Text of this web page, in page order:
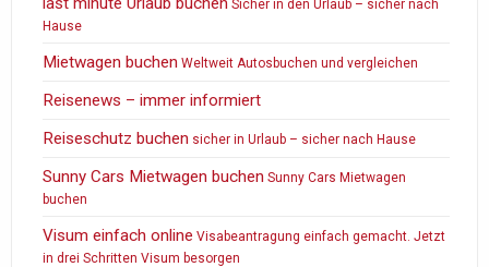
Sicher in den Urlaub – sicher nach
Hause
Mietwagen buchen Weltweit Autosbuchen und vergleichen
Reisenews – immer informiert
Reiseschutz buchen sicher in Urlaub – sicher nach Hause
Sunny Cars Mietwagen buchen Sunny Cars Mietwagen
buchen
Visum einfach online Visabeantragung einfach gemacht. Jetzt
in drei Schritten Visum besorgen